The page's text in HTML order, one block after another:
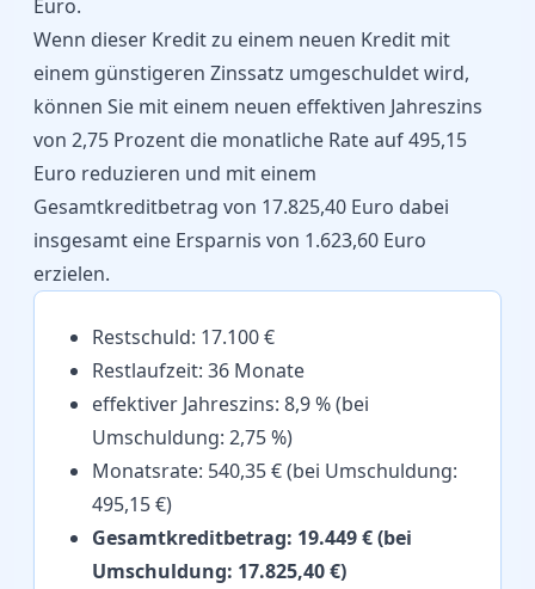
Euro.
Wenn dieser Kredit zu einem neuen Kredit mit
einem günstigeren Zinssatz umgeschuldet wird,
können Sie mit einem neuen effektiven Jahreszins
von 2,75 Prozent die monatliche Rate auf 495,15
Euro reduzieren und mit einem
Gesamtkreditbetrag von 17.825,40 Euro dabei
insgesamt eine Ersparnis von 1.623,60 Euro
erzielen.
Restschuld: 17.100 €
Restlaufzeit: 36 Monate
effektiver Jahreszins: 8,9 % (bei
Umschuldung: 2,75 %)
Monatsrate: 540,35 € (bei Umschuldung:
495,15 €)
Gesamtkreditbetrag: 19.449 € (bei
Umschuldung: 17.825,40 €)